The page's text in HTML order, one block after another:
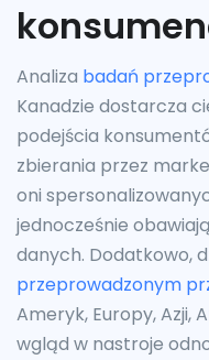
Analiza badań
Kanadzie dostarcza
podejścia
zbierania przez
oni
jednocześnie
danych. Dodatkowo,
przeprowadzonym
Ameryk, Europy, Azji,
wgląd w nastroje